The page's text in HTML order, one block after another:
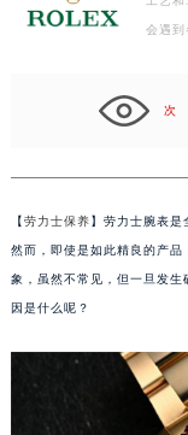
会遇到
次
【劳力士保养】劳力士腕表是
然而，即使是如此精良的产
象，虽然不常见，但一旦发
因是什么呢？